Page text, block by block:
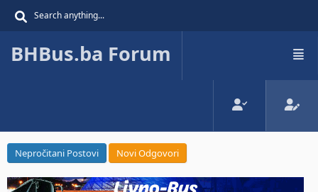
BHBus.ba Forum
Nepročitani Postovi Novi Odgovori